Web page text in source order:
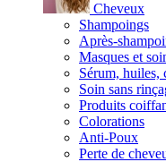
Cheveux
Shampoings
Après-
Masques et
Sérum, huiles,
Soin sans
Produits
Colorations
Anti-Poux
Perte de